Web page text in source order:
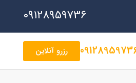
09128959736
رزرو آنلاین